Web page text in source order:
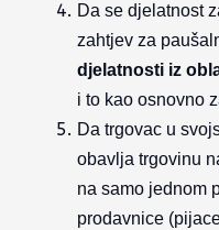
Da se djelatnost
zahtjev za
djelatnosti iz
i to kao osnovno
Da trgovac u
obavlja trgovinu
na samo jednom
prodavnice